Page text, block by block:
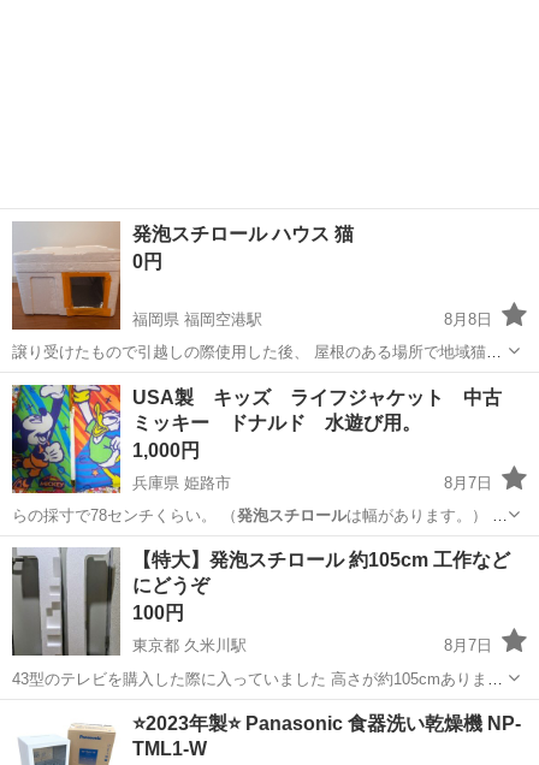
発泡スチロール ハウス 猫
0円
福岡県 福岡空港駅
8月8日
譲り受けたもので引越しの際使用した後、 屋根のある場所で地域猫に
ワンシーズン使用してました。 必要な方がいらっしゃったらお渡しし
ます。
福岡 福岡市 福岡空港駅 その他
USA製 キッズ ライフジャケット 中古
ミッキー ドナルド 水遊び用。
1,000円
兵庫県 姫路市
8月7日
らの採寸で78センチくらい。 （発泡スチロールは幅があります。） 横
は大きく広…
兵庫 姫路市 水泳 ドナルド
【特大】発泡スチロール 約105cm 工作など
にどうぞ
100円
東京都 久米川駅
8月7日
43型のテレビを購入した際に入っていました 高さが約105cmあります
工作などにいかがでしょうか？ 車を持っていないため、マンションの
前まで取りに来てくれる方でお願いします 質問があれば何でも問い合
わせてください
久米川駅
⭐️2023年製⭐️ Panasonic 食器洗い乾燥機 NP-
TML1-W